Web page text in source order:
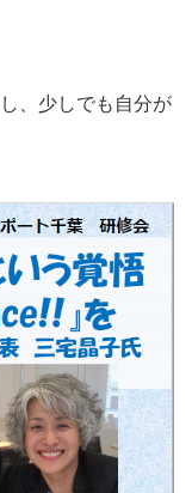
、少しでも自分が